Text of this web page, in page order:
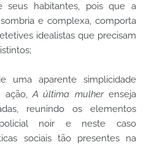
habitantes, pois que a
e complexa, comporta
idealistas que precisam
uma aparente simplicidade
ação,A última mulher enseja
reunindo os elementos
noir e neste caso
sociais tão presentes na